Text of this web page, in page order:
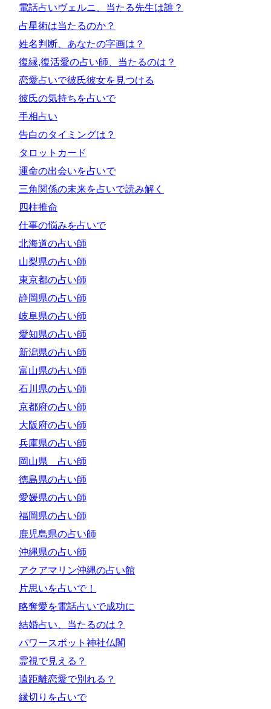
電話占いヴェルニ、当たる先生は誰？
占星術は当たるのか？
姓名判断、あなたの字画は？
復縁,復活愛の占い師、当たるのは？
恋愛占いで彼氏彼女を見つける
彼氏の気持ちを占いで
手相占い
告白のタイミングは？
タロットカード
運命の出会いを占いで
三角関係の未来を占いで読み解く
四柱推命
仕事の悩みを占いで
北海道の占い師
山梨県の占い師
東京都の占い師
静岡県の占い師
岐阜県の占い師
愛知県の占い師
新潟県の占い師
富山県の占い師
石川県の占い師
京都府の占い師
大阪府の占い師
兵庫県の占い師
岡山県 占い師
徳島県の占い師
愛媛県の占い師
福岡県の占い師
鹿児島県の占い師
沖縄県の占い師
アクアマリン沖縄の占い館
片思いを占いで！
略奪愛を電話占いで成功に
結婚占い、当たるのは？
パワースポット神社仏閣
霊視で見える？
遠距離恋愛で別れる？
縁切りを占いで